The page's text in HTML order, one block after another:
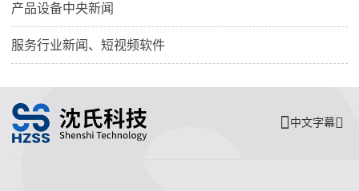
产品设备中央新闻
服务行业新闻、短视频软件
中文字幕